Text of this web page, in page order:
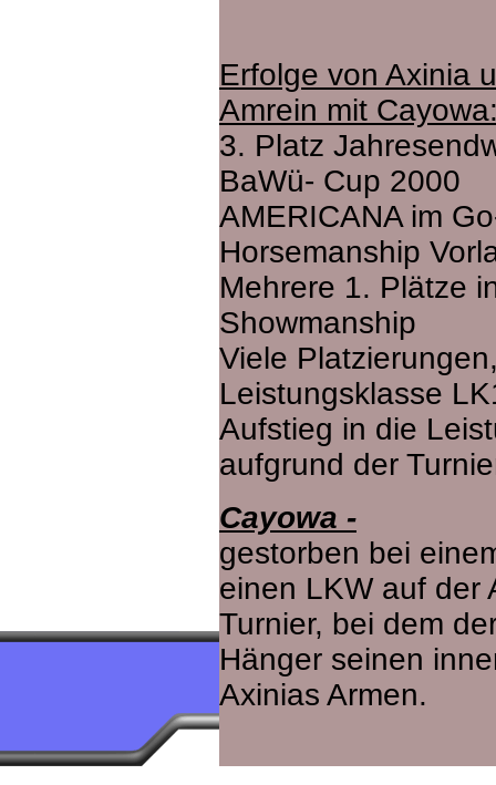
Erfolge von Axinia
Amrein mit
3. Platz
BaWü- Cup 2000
AMERICANA im
Horsemanship
Mehrere 1. Plätze
Showmanship
Viele
Leistungsklasse
Aufstieg in die
aufgrund der
Cayowa -
gestorben bei
einen LKW auf der
Turnier, bei dem
Hänger seinen
Axinias Armen.